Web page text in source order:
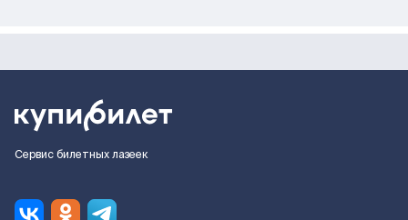
Сервис билетных лазеек